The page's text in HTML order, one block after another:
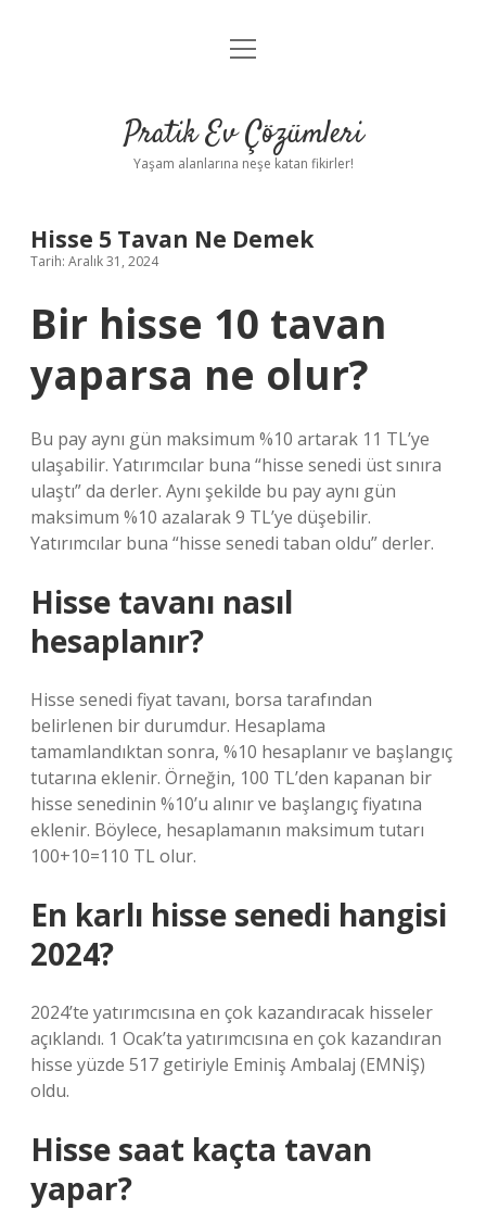
Anasayfa
Yasal Uyarı
menüyü
Pratik Ev Çözümleri
Yaşam alanlarına neşe katan fikirler!
Hisse 5 Tavan Ne Demek
Tarih: Aralık 31, 2024
Bir hisse 10 tavan
yaparsa ne olur?
Bu pay aynı gün maksimum %10 artarak 11 TL’ye
ulaşabilir. Yatırımcılar buna “hisse senedi üst sınıra
ulaştı” da derler. Aynı şekilde bu pay aynı gün
maksimum %10 azalarak 9 TL’ye düşebilir.
Yatırımcılar buna “hisse senedi taban oldu” derler.
Hisse tavanı nasıl
hesaplanır?
Hisse senedi fiyat tavanı, borsa tarafından
belirlenen bir durumdur. Hesaplama
tamamlandıktan sonra, %10 hesaplanır ve başlangıç
​​tutarına eklenir. Örneğin, 100 TL’den kapanan bir
hisse senedinin %10’u alınır ve başlangıç ​​fiyatına
eklenir. Böylece, hesaplamanın maksimum tutarı
100+10=110 TL olur.
En karlı hisse senedi hangisi
2024?
2024’te yatırımcısına en çok kazandıracak hisseler
açıklandı. 1 Ocak’ta yatırımcısına en çok kazandıran
hisse yüzde 517 getiriyle Eminiş Ambalaj (EMNİŞ)
oldu.
Hisse saat kaçta tavan
yapar?